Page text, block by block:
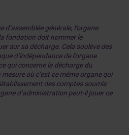
d’assemblée générale, l’organe
fondation doit nommer le
sur sa décharge. Cela soulève des
d’indépendance de l’organe
qui concerne la décharge du
où c’est ce même organe qui
des comptes soumis
d’administration peut-il jouer ce